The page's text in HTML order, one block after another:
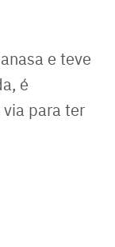
e teve
é
para ter